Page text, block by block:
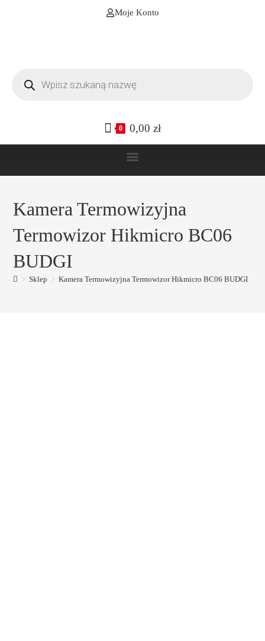
Moje Konto
0 0,00 zł
Kamera Termowizyjna
Termowizor Hikmicro BC06
BUDGI
> Sklep > Kamera Termowizyjna Termowizor Hikmicro BC06 BUDGI